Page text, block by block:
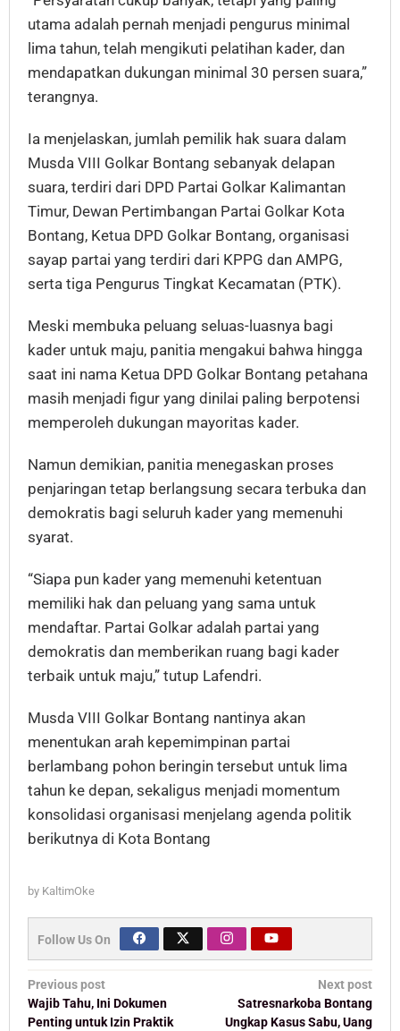
utama adalah pernah menjadi pengurus minimal
lima tahun, telah mengikuti pelatihan kader, dan
mendapatkan dukungan minimal 30 persen suara,”
terangnya.
Ia menjelaskan, jumlah pemilik hak suara dalam
Musda VIII Golkar Bontang sebanyak delapan
suara, terdiri dari DPD Partai Golkar Kalimantan
Timur, Dewan Pertimbangan Partai Golkar Kota
Bontang, Ketua DPD Golkar Bontang, organisasi
sayap partai yang terdiri dari KPPG dan AMPG,
serta tiga Pengurus Tingkat Kecamatan (PTK).
Meski membuka peluang seluas-luasnya bagi
kader untuk maju, panitia mengakui bahwa hingga
saat ini nama Ketua DPD Golkar Bontang petahana
masih menjadi figur yang dinilai paling berpotensi
memperoleh dukungan mayoritas kader.
Namun demikian, panitia menegaskan proses
penjaringan tetap berlangsung secara terbuka dan
demokratis bagi seluruh kader yang memenuhi
syarat.
“Siapa pun kader yang memenuhi ketentuan
memiliki hak dan peluang yang sama untuk
mendaftar. Partai Golkar adalah partai yang
demokratis dan memberikan ruang bagi kader
terbaik untuk maju,” tutup Lafendri.
Musda VIII Golkar Bontang nantinya akan
menentukan arah kepemimpinan partai
berlambang pohon beringin tersebut untuk lima
tahun ke depan, sekaligus menjadi momentum
konsolidasi organisasi menjelang agenda politik
berikutnya di Kota Bontang
by KaltimOke
Follow Us On
Post
navigation
Previous post
Wajib Tahu, Ini Dokumen
Penting untuk Izin Praktik
Next post
Satresnarkoba Bontang
Ungkap Kasus Sabu, Uang